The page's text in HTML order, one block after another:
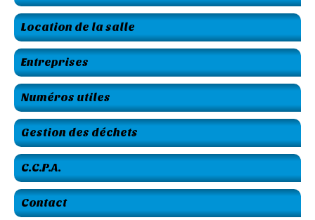
Location de la salle
Entreprises
Numéros utiles
Gestion des déchets
C.C.P.A.
Contact